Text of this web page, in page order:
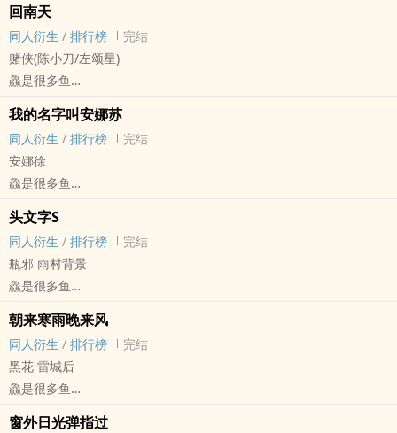
漫同人
BL - 短篇 - 完结
回南天
同人衍生 / 排行榜
完结
赌侠(陈小刀/左颂星)
鱻是很多鱼
赌侠 - 刀星(陈小刀/左颂星) 同人衍生 - 影视同人 - BL - 短篇
完结
我的名字叫安娜苏
同人衍生 / 排行榜
完结
安娜徐
鱻是很多鱼
JOJO[JOJO的奇妙冒险] - 安娜徐(特鲁西索·安娜苏/空条徐伦) 同人衍生
- 动漫同人 - BG
短篇 - 完结
头文字S
同人衍生 / 排行榜
完结
瓶邪 雨村背景
鱻是很多鱼
盗笔[盗墓笔记] - 瓶邪[张起灵/吴邪] 同人衍生 - 小说同人
BL - 短篇 - 完结
朝来寒雨晚来风
同人衍生 / 排行榜
完结
黑花 雷城后
鱻是很多鱼
盗笔[盗墓笔记] - 黑花[黑眼镜/解语花] 同人衍生 - 小说同人
窗外日光弹指过